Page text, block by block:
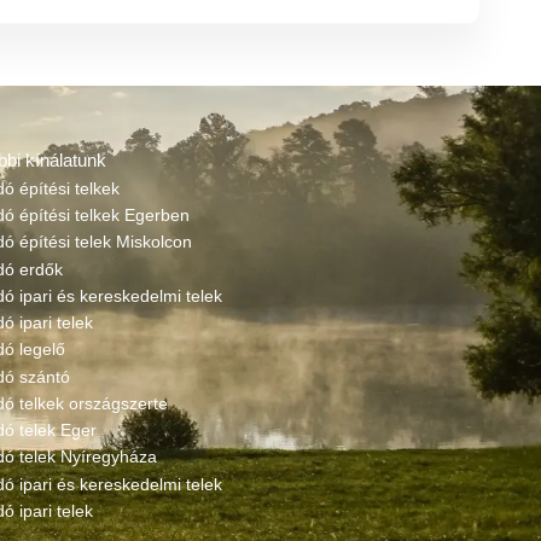
kínálatunk
építési telkek
építési telkek Egerben
építési telek Miskolcon
erdők
ipari és kereskedelmi telek
ipari telek
legelő
szántó
telkek országszerte
telek Eger
telek Nyíregyháza
ipari és kereskedelmi telek
ipari telek